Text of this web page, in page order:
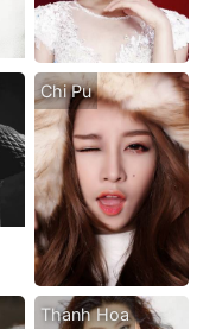
Chi Pu
Thanh Hoa